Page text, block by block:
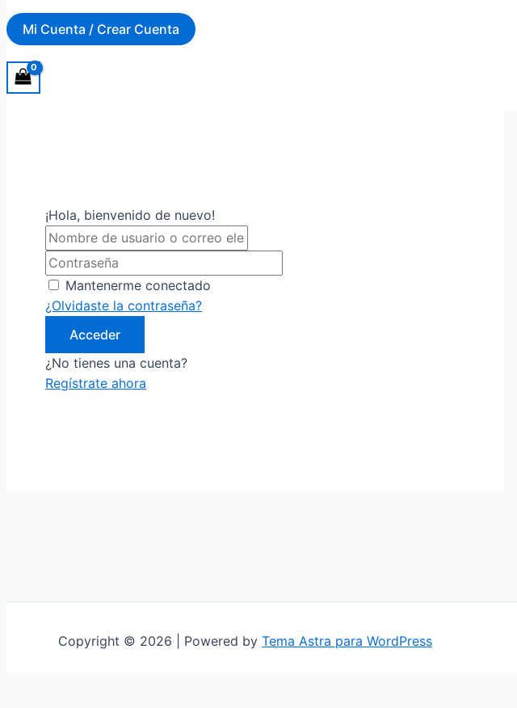
Mi Cuenta / Crear Cuenta
¡Hola, bienvenido de nuevo!
Mantenerme conectado
¿Olvidaste la contraseña?
Acceder
¿No tienes una cuenta?
Regístrate ahora
Copyright © 2026 | Powered by Tema Astra para WordPress